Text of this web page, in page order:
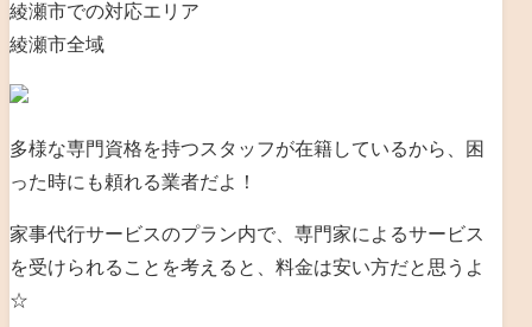
綾瀬市での対応エリア
綾瀬市全域
多様な専門資格を持つスタッフが在籍しているから、困
った時にも頼れる業者だよ！
家事代行サービスのプラン内で、専門家によるサービス
を受けられることを考えると、料金は安い方だと思うよ
☆